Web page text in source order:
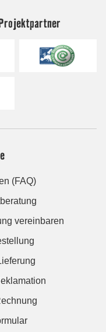
(FAQ)
vereinbaren